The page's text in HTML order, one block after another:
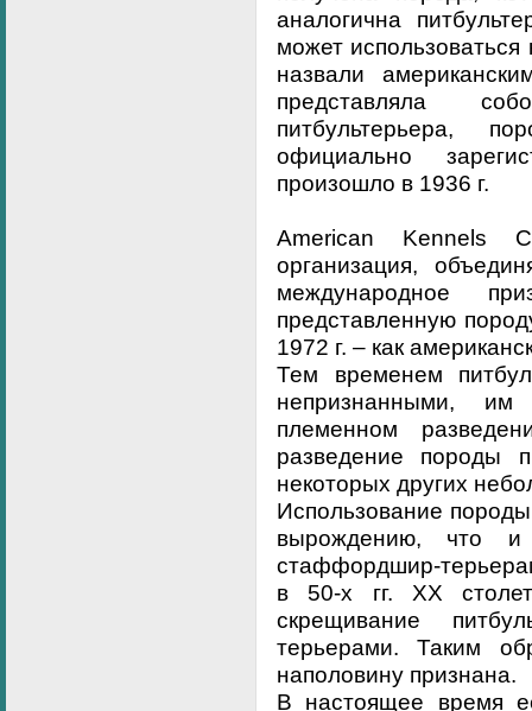
аналогична
может
назвали
представляла
питбультерьера,
официально
произошло в 1936 г.
American Kennels
организация,
международное
представленную
1972 г. – как
Тем временем
непризнанными, им
племенном
разведение породы
некоторых других
Использование
вырождению, что и
стаффордшир-
в 50-х гг. XX
скрещивание
терьерами. Таким
наполовину признана.
В настоящее время